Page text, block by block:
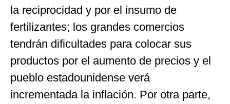
la reciprocidad y por el insumo de
fertilizantes; los grandes comercios
tendrán dificultades para colocar sus
productos por el aumento de precios y el
pueblo estadounidense verá
incrementada la inflación. Por otra parte,